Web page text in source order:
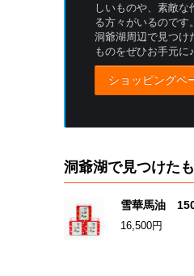
しいものや、素敵な
る方々がいるのです。
洞爺湖周辺で見つけ
ものをぜひお手元に♪
ショッピングペ
洞爺湖で見つけた
雪華馬油
16,500円